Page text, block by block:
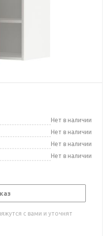
Нет в наличии
Нет в наличии
Нет в наличии
Нет в наличии
с вами и уточнят